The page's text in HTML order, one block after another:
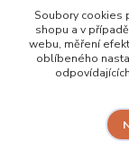
Soubory cookies
shopu a v
webu, měření
oblíbeného